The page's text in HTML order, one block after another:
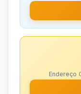
Endereço